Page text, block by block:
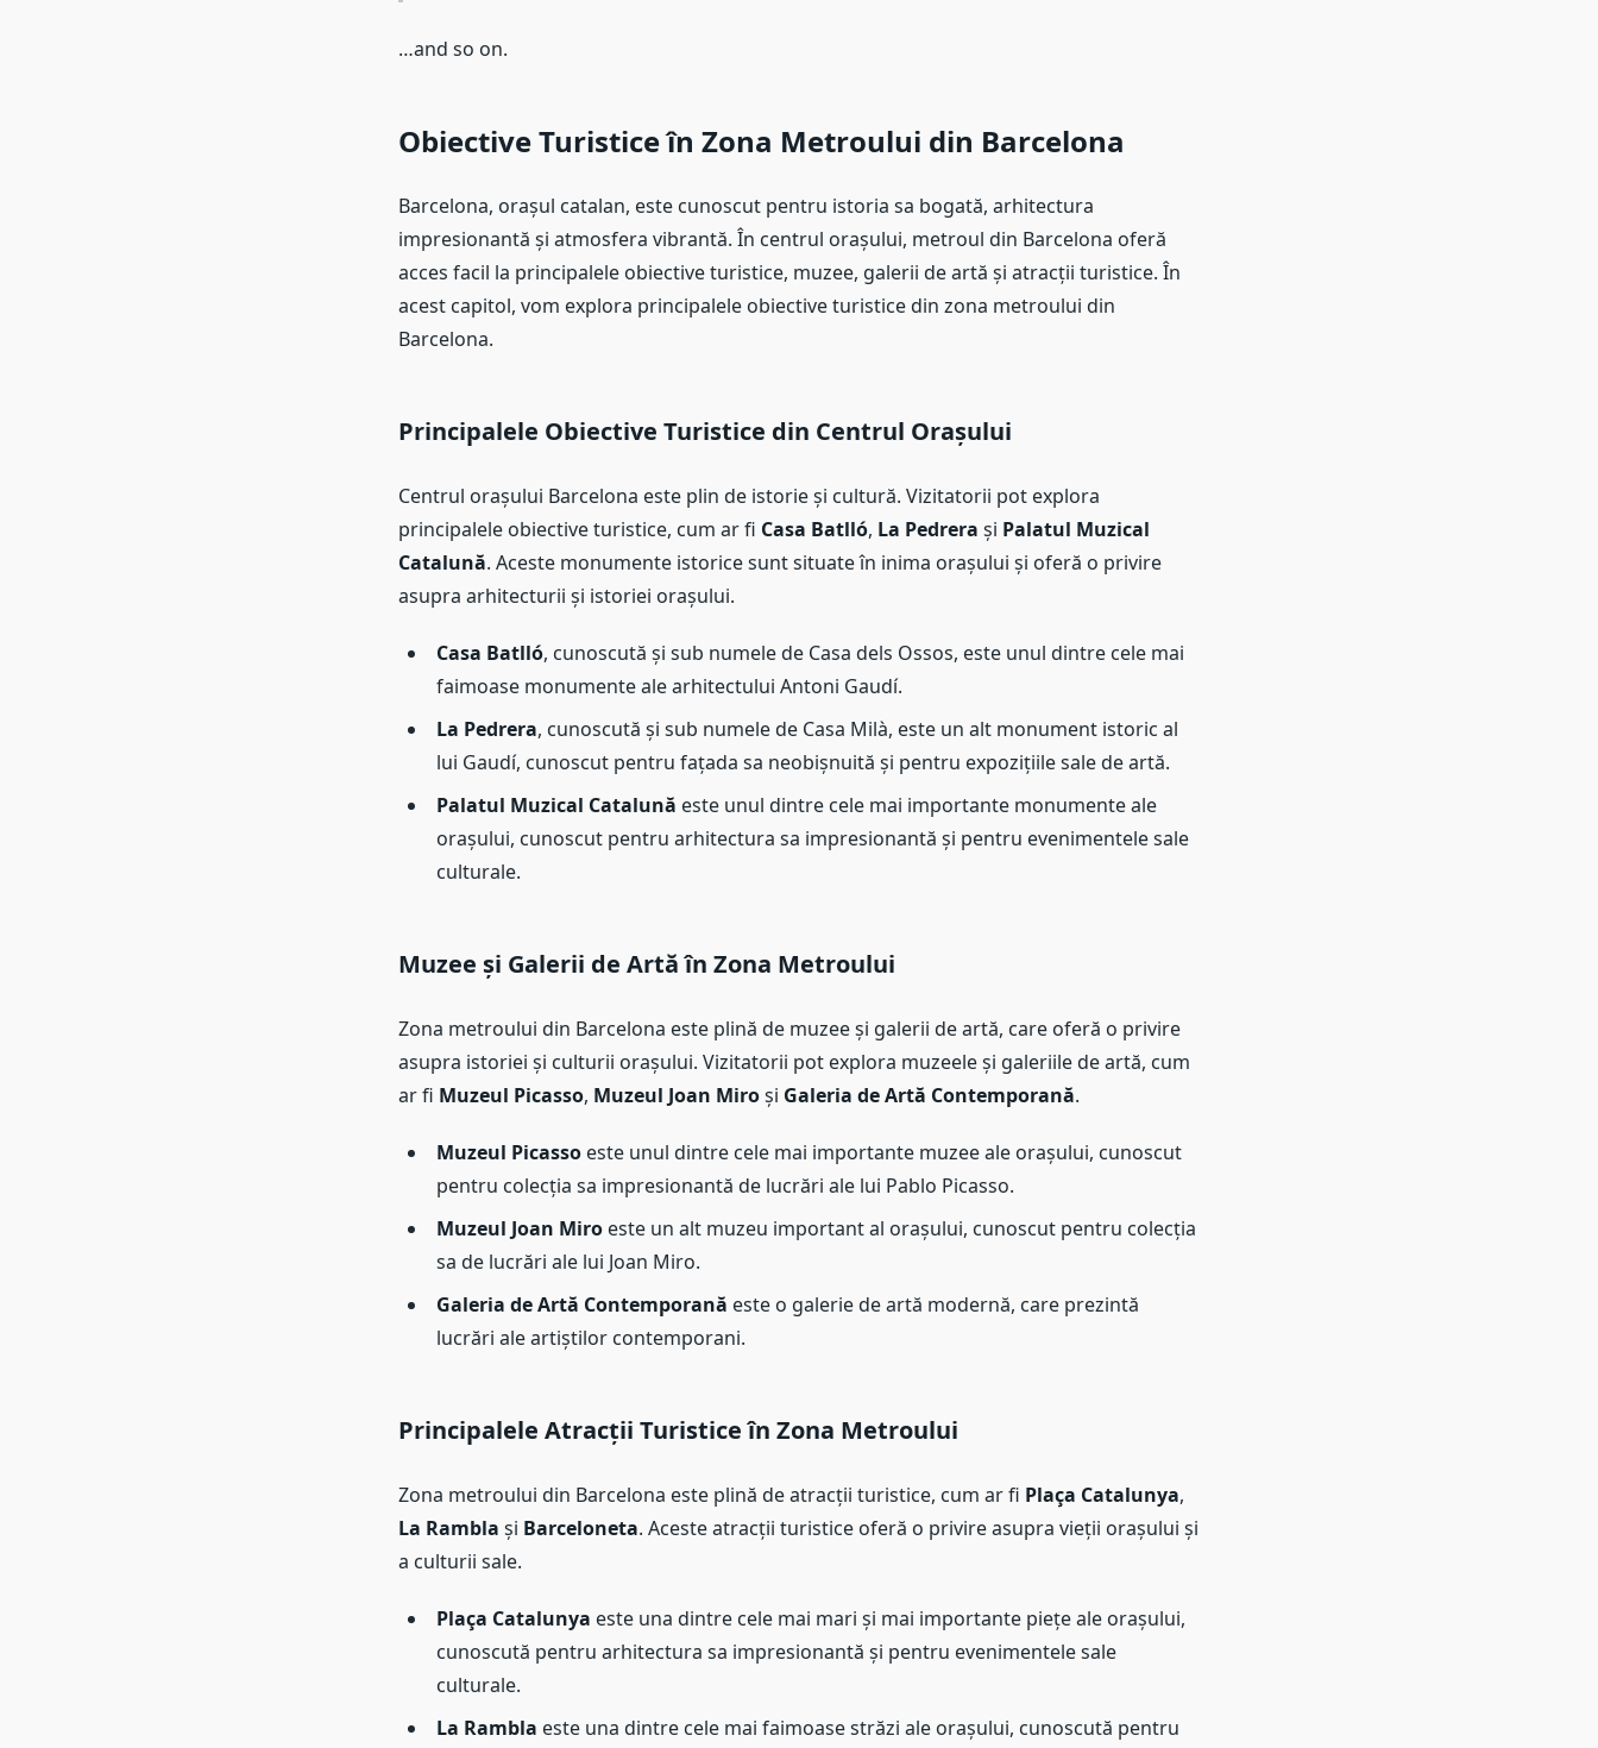
…and so on.
Obiective Turistice în Zona Metroului din Barcelona
Barcelona, orașul catalan, este cunoscut pentru istoria sa bogată, arhitectura
impresionantă și atmosfera vibrantă. În centrul orașului, metroul din Barcelona oferă
acces facil la principalele obiective turistice, muzee, galerii de artă și atracții turistice. În
acest capitol, vom explora principalele obiective turistice din zona metroului din
Barcelona.
Principalele Obiective Turistice din Centrul Orașului
Centrul orașului Barcelona este plin de istorie și cultură. Vizitatorii pot explora
principalele obiective turistice, cum ar fi Casa Batlló, La Pedrera și Palatul Muzical
Catalună. Aceste monumente istorice sunt situate în inima orașului și oferă o privire
asupra arhitecturii și istoriei orașului.
Casa Batlló, cunoscută și sub numele de Casa dels Ossos, este unul dintre cele mai
faimoase monumente ale arhitectului Antoni Gaudí.
La Pedrera, cunoscută și sub numele de Casa Milà, este un alt monument istoric al
lui Gaudí, cunoscut pentru fațada sa neobișnuită și pentru expozițiile sale de artă.
Palatul Muzical Catalună este unul dintre cele mai importante monumente ale
orașului, cunoscut pentru arhitectura sa impresionantă și pentru evenimentele sale
culturale.
Muzee și Galerii de Artă în Zona Metroului
Zona metroului din Barcelona este plină de muzee și galerii de artă, care oferă o privire
asupra istoriei și culturii orașului. Vizitatorii pot explora muzeele și galeriile de artă, cum
ar fi Muzeul Picasso, Muzeul Joan Miroși Galeria de Artă Contemporană.
Muzeul Picassoeste unul dintre cele mai importante muzee ale orașului, cunoscut
pentru colecția sa impresionantă de lucrări ale lui Pablo Picasso.
Muzeul Joan Miroeste un alt muzeu important al orașului, cunoscut pentru colecția
sa de lucrări ale lui Joan Miro.
Galeria de Artă Contemporană este o galerie de artă modernă, care prezintă
lucrări ale artiștilor contemporani.
Principalele Atracții Turistice în Zona Metroului
Zona metroului din Barcelona este plină de atracții turistice, cum ar fi Plaça Catalunya,
La Rambla și Barceloneta. Aceste atracții turistice oferă o privire asupra vieții orașului și
a culturii sale.
Plaça Catalunya este una dintre cele mai mari și mai importante piețe ale orașului,
cunoscută pentru arhitectura sa impresionantă și pentru evenimentele sale
culturale.
La Rambla este una dintre cele mai faimoase străzi ale orașului, cunoscută pentru